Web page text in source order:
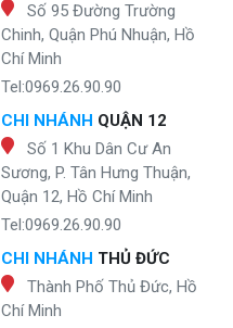
Số 95 Đường Trường
Chinh, Quận Phú Nhuận, Hồ
Chí Minh
Tel:0969.26.90.90
CHI NHÁNH QUẬN 12
Số 1 Khu Dân Cư An
Sương, P. Tân Hưng Thuận,
Quận 12, Hồ Chí Minh
Tel:0969.26.90.90
CHI NHÁNH THỦ ĐỨC
Thành Phố Thủ Đức, Hồ
Chí Minh